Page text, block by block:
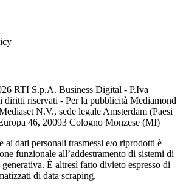
RTI S.p.A. Business Digital - P.Iva
diritti riservati - Per la pubblicità Mediamond
N.V., sede legale Amsterdam (Paesi
46, 20093 Cologno Monzese (MI)
ai dati personali trasmessi e/o riprodotti è
funzionale all’addestramento di sistemi di
È altresì fatto divieto espresso di
di data scraping.